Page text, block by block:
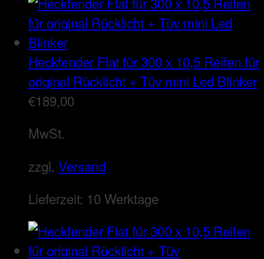
Heckfender Flat für 300 x 10,5 Reifen für
original Rücklicht + Tüv mini Led Blinker
€189,00
MwSt.
zzgl. Versand
Lieferzeit: 10 Werktage